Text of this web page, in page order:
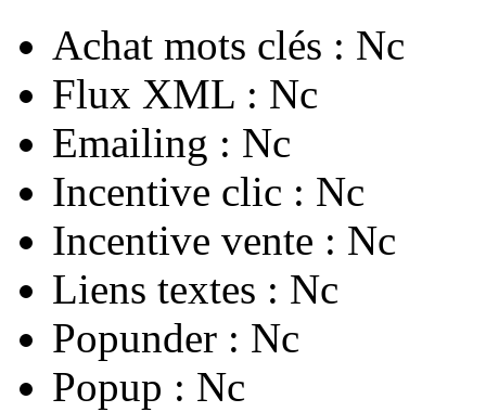
Achat mots clés : Nc
Flux XML : Nc
Emailing : Nc
Incentive clic : Nc
Incentive vente : Nc
Liens textes : Nc
Popunder : Nc
Popup : Nc